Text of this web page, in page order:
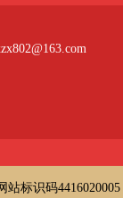
站标识码4416020005